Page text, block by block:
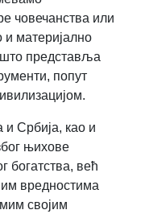
човечанства или
и материјално
представља
попут
и Србија, као и
њихове
богатства, већ
вредностима
својим